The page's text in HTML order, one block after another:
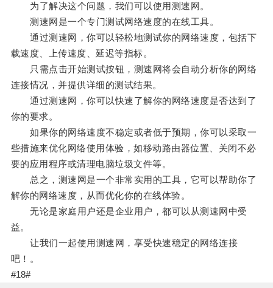
为了解决这个问题，我们可以使用测速网。
测速网是一个专门测试网络速度的在线工具。
通过测速网，你可以轻松地测试你的网络速度，包括下
载速度、上传速度、延迟等指标。
只需点击开始测试按钮，测速网将会自动分析你的网络
连接情况，并提供详细的测试结果。
通过测速网，你可以快速了解你的网络速度是否达到了
你的要求。
如果你的网络速度不稳定或者低于预期，你可以采取一
些措施来优化网络使用体验，如移动路由器位置、关闭不必
要的应用程序或清理电脑垃圾文件等。
总之，测速网是一个非常实用的工具，它可以帮助你了
解你的网络速度，从而优化你的在线体验。
无论是家庭用户还是企业用户，都可以从测速网中受
益。
让我们一起使用测速网，享受快速稳定的网络连接
吧！。
#18#